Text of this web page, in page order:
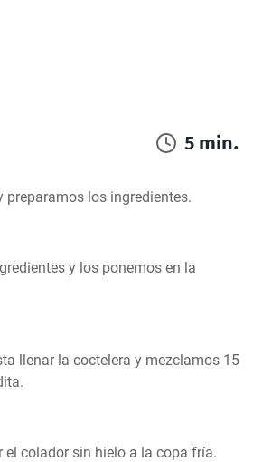
5 min.
preparamos los ingredientes.
y los ponemos en la
llenar la coctelera y mezclamos 15
el colador sin hielo a la copa fría.